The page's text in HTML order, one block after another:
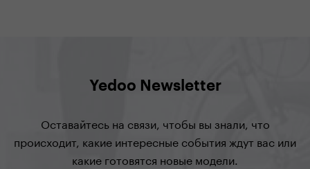
Yedoo Newsletter
Оставайтесь на связи, чтобы вы знали, что
происходит, какие интересные события ждут вас или
какие готовятся новые модели.